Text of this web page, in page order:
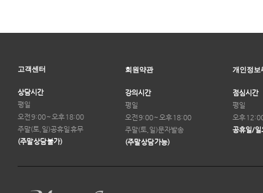
고객센터
상담시간
평일
오전 9:00 ~ 오후 18:00
주말(토,일)공휴일 휴무
(주말 상담 불가)
회원약관
강의시간
평일
오전 9:00 ~ 오후 18:00
주말(토,일)문자발송
(주말 상담 가능)
개인정보
점심시간
평일
오후
공휴일/일